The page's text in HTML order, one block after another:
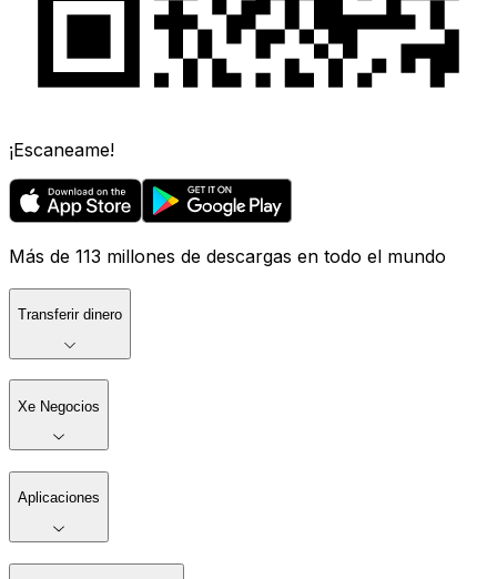
¡Escaneame!
Más de 113 millones de descargas en todo el mundo
Transferir dinero
Xe Negocios
Aplicaciones